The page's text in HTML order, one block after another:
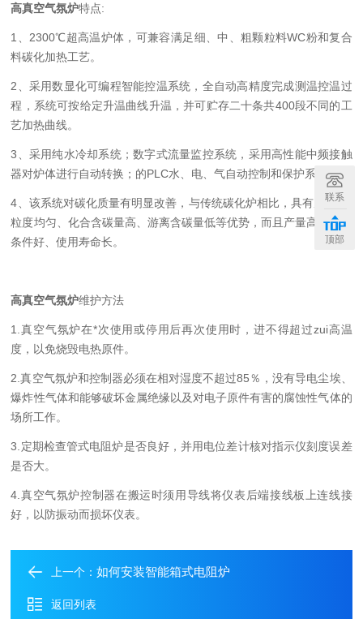
高真空气氛炉特点:
1、2300℃超高温炉体，可兼容满足细、中、粗颗粒料WC粉和复合
料碳化加热工艺。
2、采用数显化可编程智能控温系统，全自动高精度完成测温控温过
程，系统可按给定升温曲线升温，并可贮存二十条共400段不同的工
艺加热曲线。
3、采用纯水冷却系统；数字式流量监控系统，采用高性能中频接触
器对炉体进行自动转换；的PLC水、电、气自动控制和保护系统。
4、该系统对碳化质量有明显改善，与传统碳化炉相比，具有反应*、
粒度均匀、化合含碳量高、游离含碳量低等优势，而且产量高、劳动
条件好、使用寿命长。
高真空气氛炉维护方法
1.真空气氛炉在*次使用或停用后再次使用时，进不得超过zui高温
度，以免烧毁电热原件。
2.真空气氛炉和控制器必须在相对湿度不超过85％，没有导电尘埃、
爆炸性气体和能够破坏金属绝缘以及对电子原件有害的腐蚀性气体的
场所工作。
3.定期检查管式电阻炉是否良好，并用电位差计核对指示仪刻度误差
是否大。
4.真空气氛炉控制器在搬运时须用导线将仪表后端接线板上连线接
好，以防振动而损坏仪表。
上一个：如何安装智能箱式电阻炉
返回列表
联系
顶部